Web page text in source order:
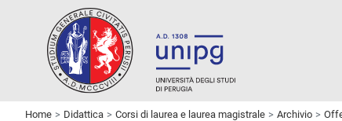
Home Didattica Corsi di laurea e laurea magistrale Archivio